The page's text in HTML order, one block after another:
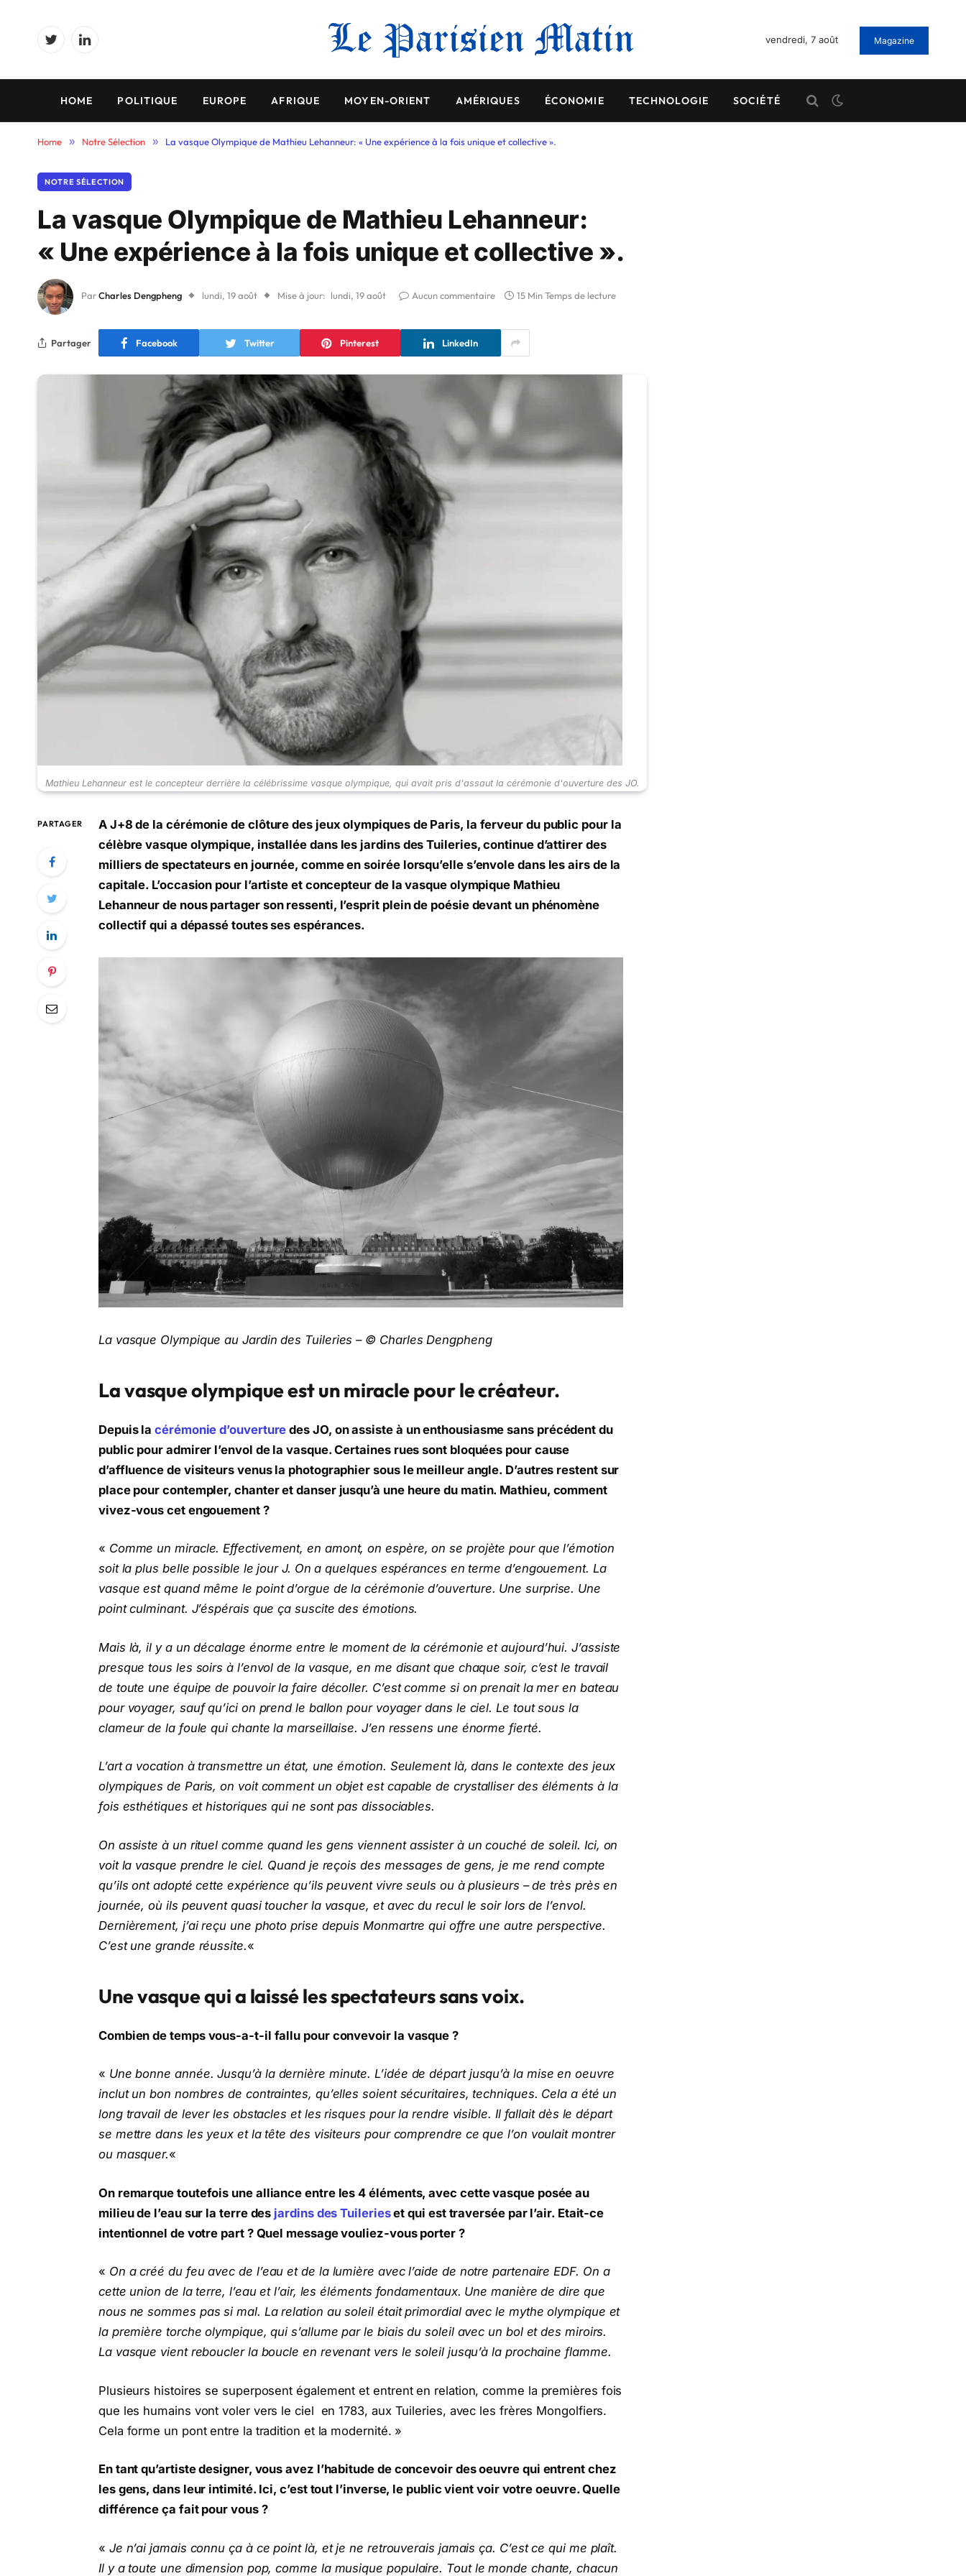
TwitterLinkedIn
vendredi, 7 août Magazine
HOME POLITIQUE EUROPE AFRIQUE MOYEN-ORIENT AMÉRIQUES ÉCONOMIE TECHNOLOGIE SOCIÉTÉ
Home » Notre Sélection » La vasque Olympique de Mathieu Lehanneur: « Une expérience à la fois unique et collective ».
NOTRE SÉLECTION
La vasque Olympique de Mathieu Lehanneur:
« Une expérience à la fois unique et collective ».
ParCharles Dengpheng lundi, 19 août Mise à jour: lundi, 19 août Aucun commentaire 15 Min Temps de lecture
Partager Facebook Twitter Pinterest LinkedIn
Mathieu Lehanneur est le concepteur derrière la célébrissime vasque olympique, qui avait pris d'assaut la cérémonie d'ouverture des JO.
PARTAGER
A J+8 de la cérémonie de clôture des jeux olympiques de Paris, la ferveur du public pour la
célèbre vasque olympique, installée dans les jardins des Tuileries, continue d’attirer des
milliers de spectateurs en journée, comme en soirée lorsqu’elle s’envole dans les airs de la
capitale. L’occasion pour l’artiste et concepteur de la vasque olympique Mathieu
Lehanneur de nous partager son ressenti, l’esprit plein de poésie devant un phénomène
collectif qui a dépassé toutes ses espérances.
La vasque Olympique au Jardin des Tuileries – © Charles Dengpheng
La vasque olympique est un miracle pour le créateur.
Depuis lacérémonie d’ouverture des JO, on assiste à un enthousiasme sans précédent du
public pour admirer l’envol de la vasque. Certaines rues sont bloquées pour cause
d’affluence de visiteurs venus la photographier sous le meilleur angle. D’autres restent sur
place pour contempler, chanter et danser jusqu’à une heure du matin. Mathieu, comment
vivez-vous cet engouement ?
« Comme un miracle. Effectivement, en amont, on espère, on se projète pour que l’émotion
soit la plus belle possible le jour J. On a quelques espérances en terme d’engouement. La
vasque est quand même le point d’orgue de la cérémonie d’ouverture. Une surprise. Une
point culminant. J’éspérais que ça suscite des émotions.
Mais là, il y a un décalage énorme entre le moment de la cérémonie et aujourd’hui. J’assiste
presque tous les soirs à l’envol de la vasque, en me disant que chaque soir, c’est le travail
de toute une équipe de pouvoir la faire décoller. C’est comme si on prenait la mer en bateau
pour voyager, sauf qu’ici on prend le ballon pour voyager dans le ciel. Le tout sous la
clameur de la foule qui chante la marseillaise. J’en ressens une énorme fierté.
L’art a vocation à transmettre un état, une émotion. Seulement là, dans le contexte des jeux
olympiques de Paris, on voit comment un objet est capable de crystalliser des éléments à la
fois esthétiques et historiques qui ne sont pas dissociables.
On assiste à un rituel comme quand les gens viennent assister à un couché de soleil. Ici, on
voit la vasque prendre le ciel. Quand je reçois des messages de gens, je me rend compte
qu’ils ont adopté cette expérience qu’ils peuvent vivre seuls ou à plusieurs – de très près en
journée, où ils peuvent quasi toucher la vasque, et avec du recul le soir lors de l’envol.
Dernièrement, j’ai reçu une photo prise depuis Monmartre qui offre une autre perspective.
C’est une grande réussite.«
Une vasque qui a laissé les spectateurs sans voix.
Combien de temps vous-a-t-il fallu pour convevoir la vasque ?
« Une bonne année. Jusqu’à la dernière minute. L’idée de départ jusqu’à la mise en oeuvre
inclut un bon nombres de contraintes, qu’elles soient sécuritaires, techniques. Cela a été un
long travail de lever les obstacles et les risques pour la rendre visible. Il fallait dès le départ
se mettre dans les yeux et la tête des visiteurs pour comprendre ce que l’on voulait montrer
ou masquer.«
On remarque toutefois une alliance entre les 4 éléments, avec cette vasque posée au
milieu de l’eau sur la terre des jardins des Tuilerieset qui est traversée par l’air. Etait-ce
intentionnel de votre part ? Quel message vouliez-vous porter ?
« On a créé du feu avec de l’eau et de la lumière avec l’aide de notre partenaire EDF. On a
cette union de la terre, l’eau et l’air, les éléments fondamentaux. Une manière de dire que
nous ne sommes pas si mal. La relation au soleil était primordial avec le mythe olympique et
la première torche olympique, qui s’allume par le biais du soleil avec un bol et des miroirs.
La vasque vient reboucler la boucle en revenant vers le soleil jusqu’à la prochaine flamme.
Plusieurs histoires se superposent également et entrent en relation, comme la premières fois
que les humains vont voler vers le ciel en 1783, aux Tuileries, avec les frères Mongolfiers.
Cela forme un pont entre la tradition et la modernité. »
En tant qu’artiste designer, vous avez l’habitude de concevoir des oeuvre qui entrent chez
les gens, dans leur intimité. Ici, c’est tout l’inverse, le public vient voir votre oeuvre. Quelle
différence ça fait pour vous ?
« Je n’ai jamais connu ça à ce point là, et je ne retrouverais jamais ça. C’est ce qui me plaît.
Il y a toute une dimension pop, comme la musique populaire. Tout le monde chante, chacun